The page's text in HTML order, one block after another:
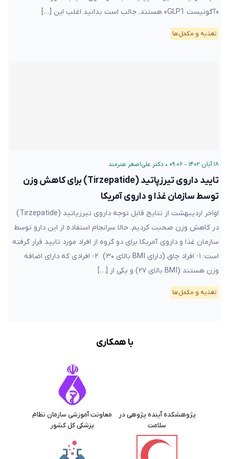
«آگونیست GLP1» هستند. جالب است بدانید اغلب این […]
تغذیه و مکمل‌ها
۱۸ آبان ۱۴۰۲ – ۰۹:۰۶ • دکتر علی‌اصغر هنرمند
تایید داروی تیرزپاتید (Tirzepatide) برای کاهش وزن
توسط سازمان غذا و داروی آمریکا
اواخر اردیبهشت از نتایج قابل توجه داروی تیرزپاتید (Tirzepatide)
در کاهش وزن صحبت کردیم. حالا سرانجام استفاده از این دارو توسط
سازمان غذا و داروی آمریکا برای دو گروه از افراد مورد تایید قرار گرفته
است: ۱- افراد چاق (دارای BMI بالای ۳۰) ۲- افرادی که دارای اضافه
وزن هستند (BMI بالای ۲۷) و یکی از […]
تغذیه و مکمل‌ها
با همکاری
پژوهشکده آینده پژوهی در
سلامت
معاونت آموزشی سازمان نظام
پزشکی کل کشور